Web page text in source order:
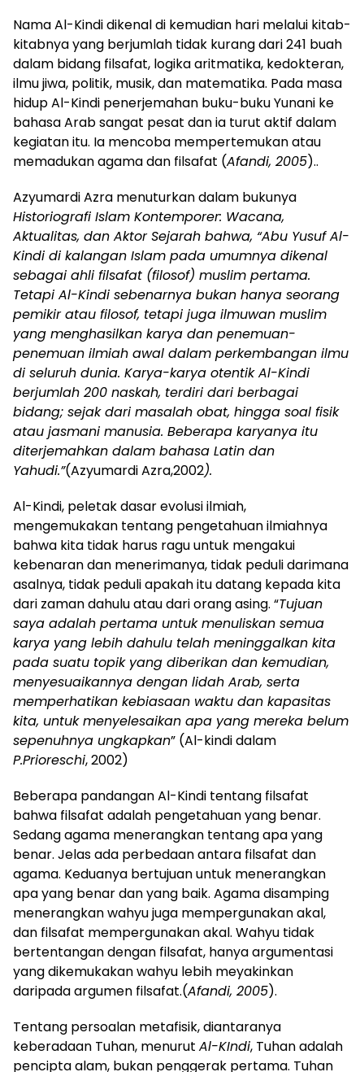
Nama Al-Kindi dikenal di kemudian hari melalui kitab-
kitabnya yang berjumlah tidak kurang dari 241 buah
dalam bidang filsafat, logika aritmatika, kedokteran,
ilmu jiwa, politik, musik, dan matematika. Pada masa
hidup Al-Kindi penerjemahan buku-buku Yunani ke
bahasa Arab sangat pesat dan ia turut aktif dalam
kegiatan itu. Ia mencoba mempertemukan atau
memadukan agama dan filsafat (Afandi, 2005)..
Azyumardi Azra menuturkan dalam bukunya
Historiografi Islam Kontemporer: Wacana,
Aktualitas, dan Aktor Sejarah bahwa, “Abu Yusuf Al-
Kindi di kalangan Islam pada umumnya dikenal
sebagai ahli filsafat (filosof) muslim pertama.
Tetapi Al-Kindi sebenarnya bukan hanya seorang
pemikir atau filosof, tetapi juga ilmuwan muslim
yang menghasilkan karya dan penemuan-
penemuan ilmiah awal dalam perkembangan ilmu
di seluruh dunia. Karya-karya otentik Al-Kindi
berjumlah 200 naskah, terdiri dari berbagai
bidang; sejak dari masalah obat, hingga soal fisik
atau jasmani manusia. Beberapa karyanya itu
diterjemahkan dalam bahasa Latin dan
Yahudi.”(Azyumardi Azra,2002).
Al-Kindi, peletak dasar evolusi ilmiah,
mengemukakan tentang pengetahuan ilmiahnya
bahwa kita tidak harus ragu untuk mengakui
kebenaran dan menerimanya, tidak peduli darimana
asalnya, tidak peduli apakah itu datang kepada kita
dari zaman dahulu atau dari orang asing. “Tujuan
saya adalah pertama untuk menuliskan semua
karya yang lebih dahulu telah meninggalkan kita
pada suatu topik yang diberikan dan kemudian,
menyesuaikannya dengan lidah Arab, serta
memperhatikan kebiasaan waktu dan kapasitas
kita, untuk menyelesaikan apa yang mereka belum
sepenuhnya ungkapkan” (Al-kindi dalam
P.Prioreschi, 2002)
Beberapa pandangan Al-Kindi tentang filsafat
bahwa filsafat adalah pengetahuan yang benar.
Sedang agama menerangkan tentang apa yang
benar. Jelas ada perbedaan antara filsafat dan
agama. Keduanya bertujuan untuk menerangkan
apa yang benar dan yang baik. Agama disamping
menerangkan wahyu juga mempergunakan akal,
dan filsafat mempergunakan akal. Wahyu tidak
bertentangan dengan filsafat, hanya argumentasi
yang dikemukakan wahyu lebih meyakinkan
daripada argumen filsafat.(Afandi, 2005).
Tentang persoalan metafisik, diantaranya
keberadaan Tuhan, menurut Al-KIndi, Tuhan adalah
pencipta alam, bukan penggerak pertama. Tuhan